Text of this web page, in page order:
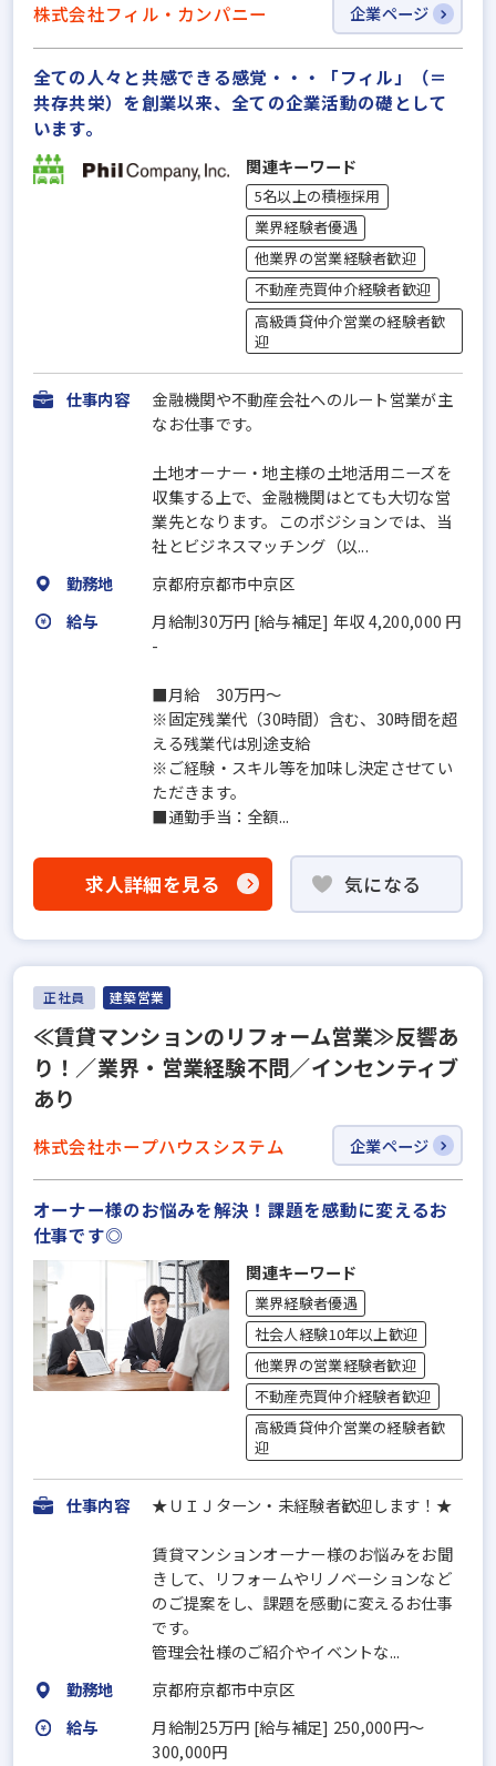
株式会社フィル・カンパニー 企業ページ
全ての人々と共感できる感覚・・・「フィル」（＝
共存共栄）を創業以来、全ての企業活動の礎として
います。
関連キーワード
5名以上の積極採用
業界経験者優遇
他業界の営業経験者歓迎
不動産売買仲介経験者歓迎
高級賃貸仲介営業の経験者歓
迎
仕事内容
金融機関や不動産会社へのルート営業が主
なお仕事です。
土地オーナー・地主様の土地活用ニーズを
収集する上で、金融機関はとても大切な営
業先となります。このポジションでは、当
社とビジネスマッチング（以...
勤務地
京都府京都市中京区
給与
月給制30万円 [給与補足] 年収 4,200,000 円
-
■月給 30万円～
※固定残業代（30時間）含む、30時間を超
える残業代は別途支給
※ご経験・スキル等を加味し決定させてい
ただきます。
■通勤手当：全額...
求人詳細を見る 気になる
正社員 建築営業
≪賃貸マンションのリフォーム営業≫反響あ
り！／業界・営業経験不問／インセンティブ
あり
株式会社ホープハウスシステム 企業ページ
オーナー様のお悩みを解決！課題を感動に変えるお
仕事です◎
関連キーワード
業界経験者優遇
社会人経験10年以上歓迎
他業界の営業経験者歓迎
不動産売買仲介経験者歓迎
高級賃貸仲介営業の経験者歓
迎
仕事内容 ★ＵＩＪターン・未経験者歓迎します！★
賃貸マンションオーナー様のお悩みをお聞
きして、リフォームやリノベーションなど
のご提案をし、課題を感動に変えるお仕事
です。
管理会社様のご紹介やイベントな...
勤務地
京都府京都市中京区
給与
月給制25万円 [給与補足] 250,000円〜
300,000円